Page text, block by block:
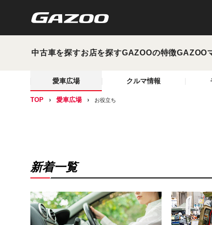
中古車を探すお店を探すGAZOOの特徴GAZOO
愛車広場 クルマ情報
TOP 愛車広場 お役立ち
新着一覧